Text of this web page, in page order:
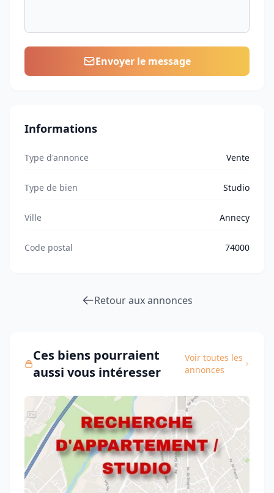
Envoyer le message
Informations
Type d'annonce Vente
Type de bien Studio
Ville Annecy
Code postal 74000
Retour aux annonces
Ces biens pourraient
aussi vous intéresser
Voir toutes les
annonces